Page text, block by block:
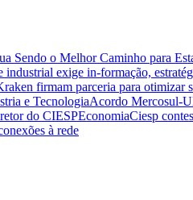
Sendo o Melhor Caminho para
industrial exige in-formação,
firmam parceria para otimizar
e TecnologiaAcordo Mercosul-
do CIESPEconomiaCiesp
à rede